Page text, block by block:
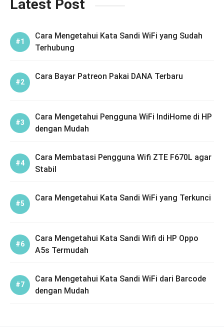
Latest Post
Cara Mengetahui Kata Sandi WiFi yang Sudah
Terhubung
Cara Bayar Patreon Pakai DANA Terbaru
Cara Mengetahui Pengguna WiFi IndiHome di HP
dengan Mudah
Cara Membatasi Pengguna Wifi ZTE F670L agar
Stabil
Cara Mengetahui Kata Sandi WiFi yang Terkunci
Cara Mengetahui Kata Sandi Wifi di HP Oppo
A5s Termudah
Cara Mengetahui Kata Sandi WiFi dari Barcode
dengan Mudah